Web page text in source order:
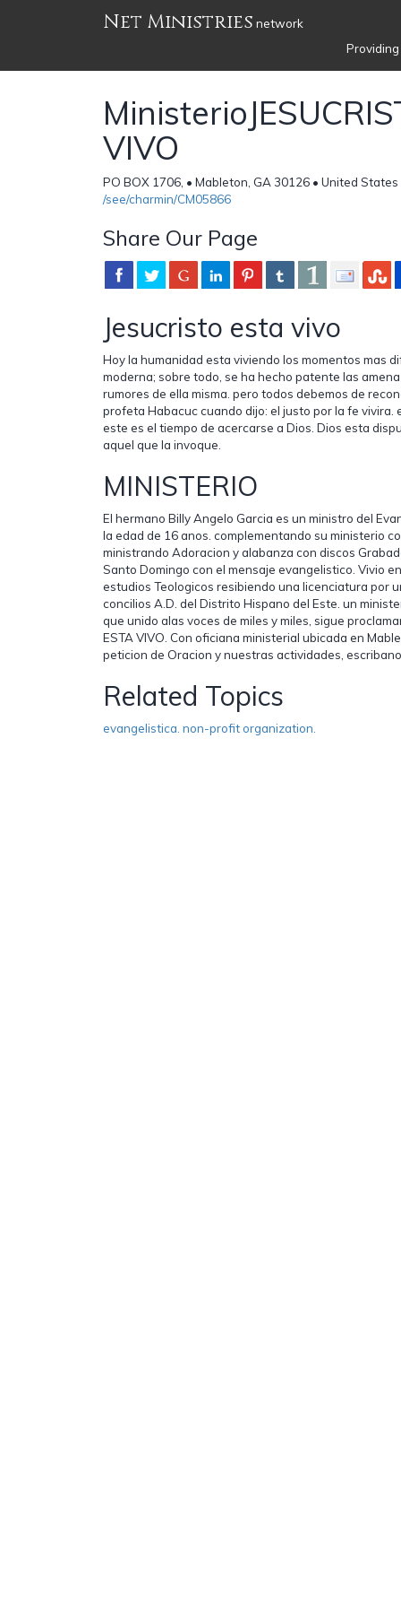
Net Ministries network
VIVO
PO BOX 1706, • Mableton, GA 30126 • United
/see/charmin/CM05866
Share Our Page
Jesucristo esta vivo
Hoy la humanidad esta viviendo los momentos mas
moderna; sobre todo, se ha hecho patente las
rumores de ella misma. pero todos debemos de
profeta Habacuc cuando dijo: el justo por la fe vivira.
este es el tiempo de acercarse a Dios. Dios esta
aquel que la invoque.
MINISTERIO
El hermano Billy Angelo Garcia es un ministro del
la edad de 16 anos. complementando su ministerio
ministrando Adoracion y alabanza con discos
Santo Domingo con el mensaje evangelistico. Vivio
estudios Teologicos resibiendo una licenciatura por
concilios A.D. del Distrito Hispano del Este. un
que unido alas voces de miles y miles, sigue
ESTA VIVO. Con oficiana ministerial ubicada en
peticion de Oracion y nuestras actividades,
Related Topics
evangelistica. non-profit organization.